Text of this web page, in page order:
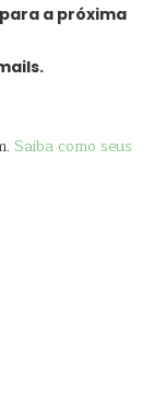
a próxima
Saiba como seus